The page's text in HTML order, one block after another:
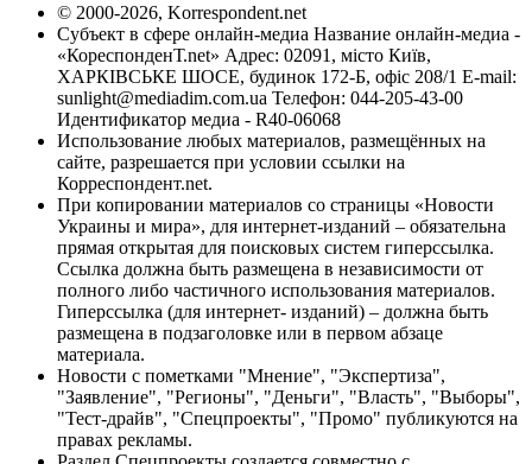
© 2000-2026, Korrespondent.net
Субъект в сфере онлайн-медиа Название онлайн-медиа -
«КореспонденТ.net» Адрес: 02091, місто Київ,
ХАРКІВСЬКЕ ШОСЕ, будинок 172-Б, офіс 208/1 E-mail:
sunlight@mediadim.com.ua Телефон: 044-205-43-00
Идентификатор медиа - R40-06068
Использование любых материалов, размещённых на
сайте, разрешается при условии ссылки на
Корреспондент.net.
При копировании материалов со страницы «Новости
Украины и мира», для интернет-изданий – обязательна
прямая открытая для поисковых систем гиперссылка.
Ссылка должна быть размещена в независимости от
полного либо частичного использования материалов.
Гиперссылка (для интернет- изданий) – должна быть
размещена в подзаголовке или в первом абзаце
материала.
Новости с пометками "Мнение", "Экспертиза",
"Заявление", "Регионы", "Деньги", "Власть", "Выборы",
"Тест-драйв", "Спецпроекты", "Промо" публикуются на
правах рекламы.